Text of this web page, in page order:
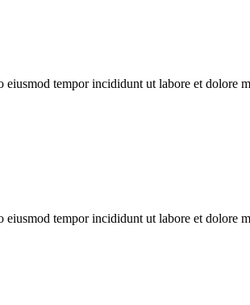
tempor incididunt ut labore et dolore
eiusmod tempor incididunt ut labore et dolore